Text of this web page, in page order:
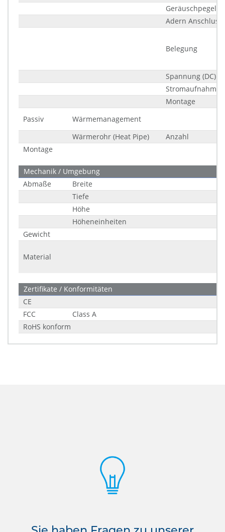
Geräuschpegel
Adern
Belegung
Spannung (DC)
Stromaufnahme
Montage
Passiv
Wärmemanagement
Wärmerohr (Heat Pipe)
Anzahl
Montage
Mechanik / Umgebung
Abmaße
Breite
Tiefe
Höhe
Höheneinheiten
Gewicht
Material
Zertifikate / Konformitäten
CE
FCC
Class A
RoHS konform